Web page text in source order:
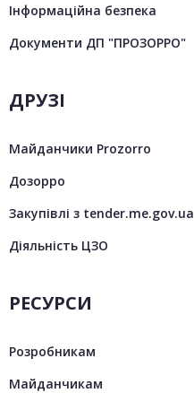
Інформаційна безпека
Документи ДП "ПРОЗОРРО"
ДРУЗІ
Майданчики Prozorro
Дозорро
Закупівлі з tender.me.gov.ua
Діяльність ЦЗО
РЕСУРСИ
Розробникам
Майданчикам